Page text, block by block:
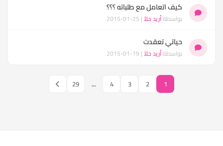
كيف اتعامل مع طلباته ؟؟؟
بواسطةأريد حلاً| 25-01-2015
حياتي تعقدت
بواسطةأريد حلاً| 19-01-2015
1
2
3
4
...
29